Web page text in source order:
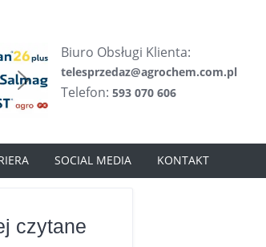
Biuro Obsługi Klienta:
telesprzedaz@agrochem.com.pl
Telefon:593 070 606
SOCIAL MEDIA KONTAKT
czytane